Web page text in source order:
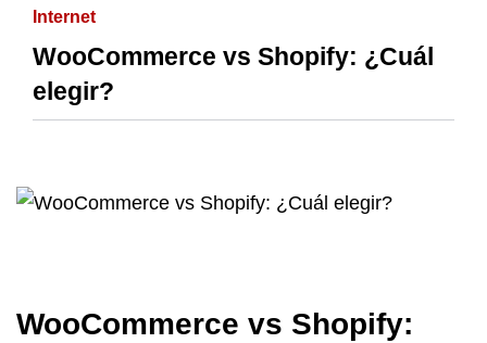
Internet
WooCommerce vs Shopify: ¿Cuál
elegir?
WooCommerce vs Shopify: